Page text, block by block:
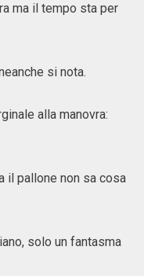
ma il tempo sta per
si nota.
alla manovra:
il pallone non sa cosa
solo un fantasma